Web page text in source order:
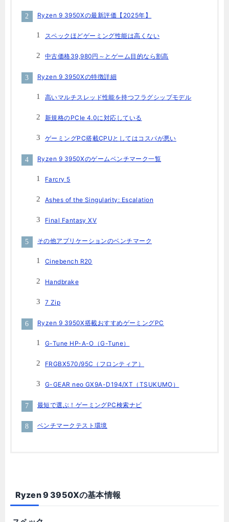
Ryzen 9 3950Xの最新評価【2025年】
スペックほどゲーミング性能は高くない
中古価格39,980円～とゲーム目的なら割高
Ryzen 9 3950Xの特徴詳細
高いマルチスレッド性能を持つフラグシップモデル
新規格のPCIe 4.0に対応している
ゲーミングPC搭載CPUとしてはコスパが悪い
Ryzen 9 3950Xのゲームベンチマーク一覧
Farcry 5
Ashes of the Singularity: Escalation
Final Fantasy XV
その他アプリケーションのベンチマーク
Cinebench R20
Handbrake
7 Zip
Ryzen 9 3950X搭載おすすめゲーミングPC
G-Tune HP-A-O（G-Tune）
FRGBX570/95C（フロンティア）
G-GEAR neo GX9A-D194/XT（TSUKUMO）
最短で選ぶ！ゲーミングPC検索ナビ
ベンチマークテスト環境
Ryzen 9 3950Xの基本情報